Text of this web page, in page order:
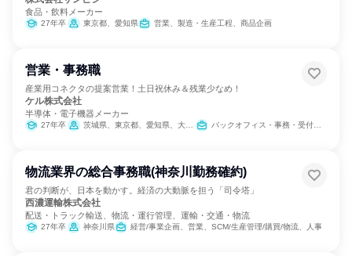
食品・飲料メーカー
27年卒 東京都、愛知県 営業、製造・生産工程、商品企画
営業・事務職
産業用コネクタの提案営業！土日祝休み＆残業少なめ！
ケル株式会社
半導体・電子機器メーカー
27年卒 茨城県、東京都、愛知県、大阪府 バックオフィス・事務・受付、営業
物流業界の総合事務職(神奈川勤務確約)
君の判断が、日本を動かす。経済の大動脈を担う「司令塔」
西濃運輸株式会社
配送・トラック輸送、物流・運行管理、運輸・交通・物流
27年卒 神奈川県 経営/事業企画、営業、SCM/生産管理/購買/物流、人事